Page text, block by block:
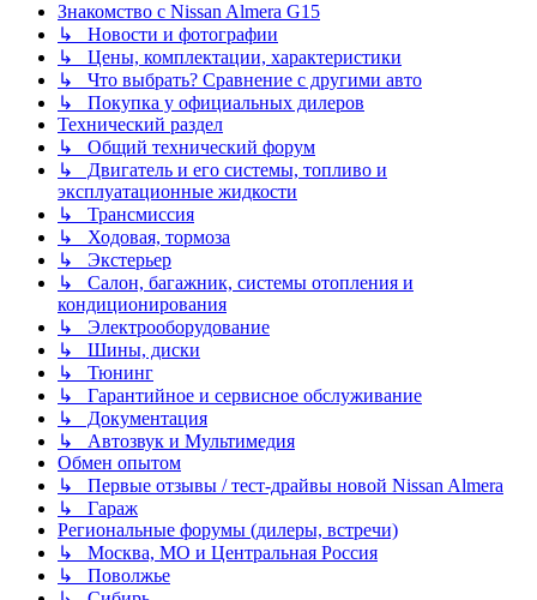
Знакомство с Nissan Almera G15
↳ Новости и фотографии
↳ Цены, комплектации, характеристики
↳ Что выбрать? Сравнение с другими авто
↳ Покупка у официальных дилеров
Технический раздел
↳ Общий технический форум
↳ Двигатель и его системы, топливо и
эксплуатационные жидкости
↳ Трансмиссия
↳ Ходовая, тормоза
↳ Экстерьер
↳ Салон, багажник, системы отопления и
кондиционирования
↳ Электрооборудование
↳ Шины, диски
↳ Тюнинг
↳ Гарантийное и сервисное обслуживание
↳ Документация
↳ Автозвук и Мультимедия
Обмен опытом
↳ Первые отзывы / тест-драйвы новой Nissan Almera
↳ Гараж
Региональные форумы (дилеры, встречи)
↳ Москва, МО и Центральная Россия
↳ Поволжье